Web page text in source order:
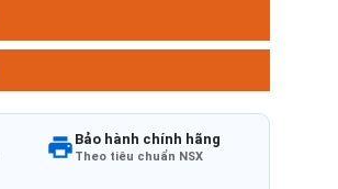
Bảo hành chính hãng
Theo tiêu chuẩn NSX